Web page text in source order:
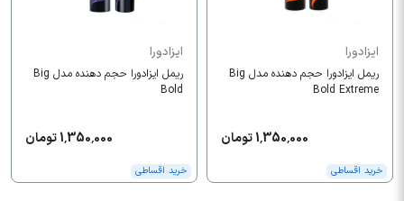
ایزادورا
ریمل ایزادورا حجم دهنده مدل Big
Bold Extreme
1,350,000 تومان
خرید اقساطی
ایزادورا
ریمل ایزادورا حجم دهنده مدل Big
Bold
1,350,000 تومان
خرید اقساطی